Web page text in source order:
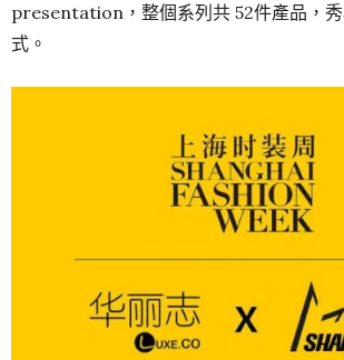
presentation，整個系列共 52件產品，秀
式。